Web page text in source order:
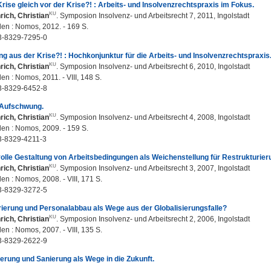
gleich vor der Krise?! : Arbeits- und Insolvenzrechtspraxis im Fokus.
Christian
. Symposion Insolvenz- und Arbeitsrecht 7, 2011, Ingolstadt
: Nomos, 2012. - 169 S.
8329-7295-0
aus der Krise?! : Hochkonjunktur für die Arbeits- und Insolvenzrechtspraxis.
Christian
. Symposion Insolvenz- und Arbeitsrecht 6, 2010, Ingolstadt
: Nomos, 2011. - VIII, 148 S.
8329-6452-8
Christian
. Symposion Insolvenz- und Arbeitsrecht 4, 2008, Ingolstadt
: Nomos, 2009. - 159 S.
8329-4211-3
Gestaltung von Arbeitsbedingungen als Weichenstellung für
Christian
. Symposion Insolvenz- und Arbeitsrecht 3, 2007, Ingolstadt
: Nomos, 2008. - VIII, 171 S.
8329-3272-5
und Personalabbau als Wege aus der Globalisierungsfalle?
Christian
. Symposion Insolvenz- und Arbeitsrecht 2, 2006, Ingolstadt
: Nomos, 2007. - VIII, 135 S.
8329-2622-9
und Sanierung als Wege in die Zukunft.